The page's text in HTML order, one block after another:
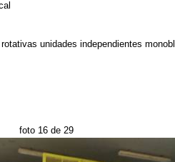
unidades independientes
foto 16 de 29